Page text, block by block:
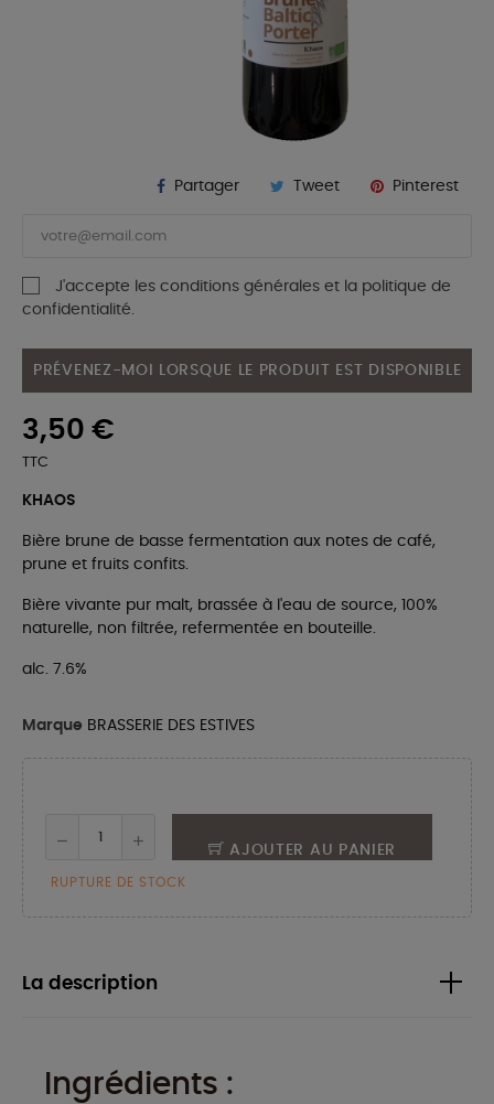
Partager Tweet Pinterest
J'accepte les conditions générales et la politique de
confidentialité.
PRÉVENEZ-MOI LORSQUE LE PRODUIT EST DISPONIBLE
3,50 €
TTC
KHAOS
Bière brune de basse fermentation aux notes de café,
prune et fruits confits.
Bière vivante pur malt, brassée à l'eau de source, 100%
naturelle, non filtrée, refermentée en bouteille.
alc. 7.6%
Marque BRASSERIE DES ESTIVES
AJOUTER AU PANIER
RUPTURE DE STOCK
La description
Ingrédients :